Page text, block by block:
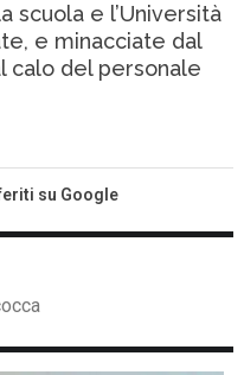
scuola e l’Università
e minacciate dal
calo del personale
su Google